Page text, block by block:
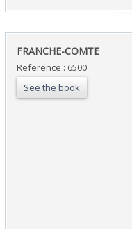
‎FRANCHE-COMTE‎
Reference : 6500
See the book